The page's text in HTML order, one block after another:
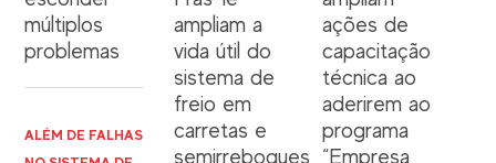
múltiplos
problemas
ALÉM DE FALHAS
ampliam a
vida útil do
sistema de
freio em
carretas e
semirreboques
ações de
capacitação
técnica ao
aderirem ao
programa
“Empresa